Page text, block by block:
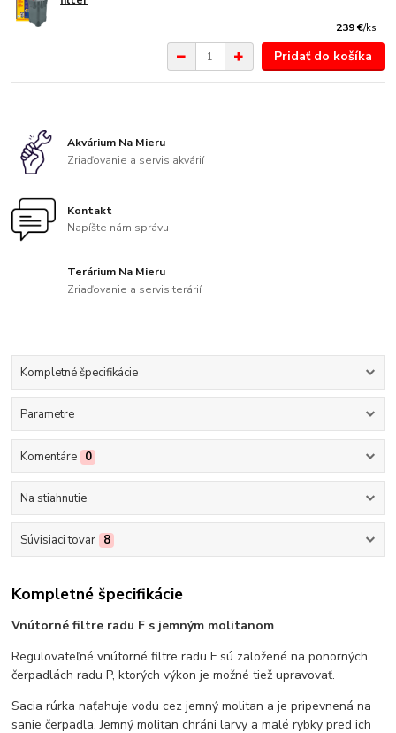
239 €/ks
Pridať do košíka
Akvárium Na Mieru
Zriaďovanie a servis akvárií
Kontakt
Napíšte nám správu
Terárium Na Mieru
Zriaďovanie a servis terárií
Kompletné špecifikácie
Parametre
Komentáre 0
Na stiahnutie
Súvisiaci tovar 8
Kompletné špecifikácie
Vnútorné filtre radu F s jemným molitanom
Regulovateľné vnútorné filtre radu F sú založené na ponorných
čerpadlách radu P, ktorých výkon je možné tiež upravovať.
Sacia rúrka naťahuje vodu cez jemný molitan a je pripevnená na
sanie čerpadla. Jemný molitan chráni larvy a malé rybky pred ich